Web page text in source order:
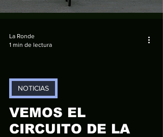
VEMOS EL
CIRCUITO DE LA
NOTICIAS
La Ronde
1 min de lectura